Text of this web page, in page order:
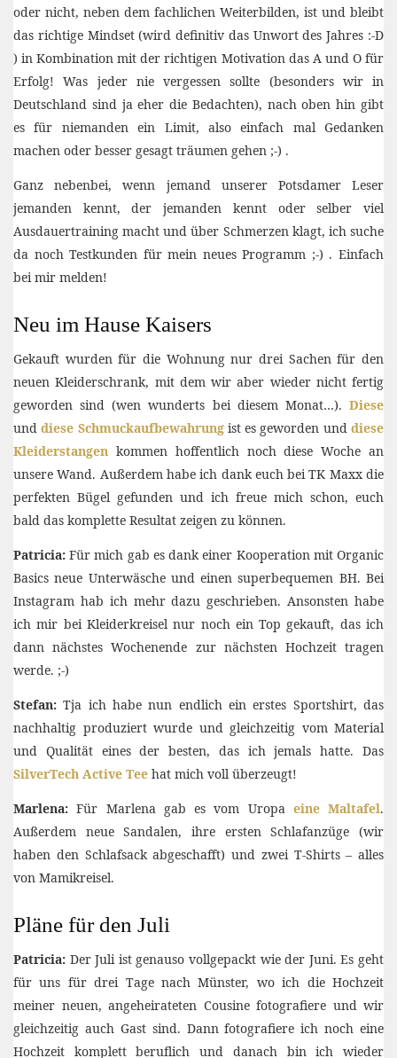
oder nicht, neben dem fachlichen Weiterbilden, ist und bleibt
das richtige Mindset (wird definitiv das Unwort des Jahres :-D
) in Kombination mit der richtigen Motivation das A und O für
Erfolg! Was jeder nie vergessen sollte (besonders wir in
Deutschland sind ja eher die Bedachten), nach oben hin gibt
es für niemanden ein Limit, also einfach mal Gedanken
machen oder besser gesagt träumen gehen ;-) .
Ganz nebenbei, wenn jemand unserer Potsdamer Leser
jemanden kennt, der jemanden kennt oder selber viel
Ausdauertraining macht und über Schmerzen klagt, ich suche
da noch Testkunden für mein neues Programm ;-) . Einfach
bei mir melden!
Neu im Hause Kaisers
Gekauft wurden für die Wohnung nur drei Sachen für den
neuen Kleiderschrank, mit dem wir aber wieder nicht fertig
geworden sind (wen wunderts bei diesem Monat…). Diese
unddiese Schmuckaufbewahrungist es geworden unddiese
Kleiderstangen kommen hoffentlich noch diese Woche an
unsere Wand. Außerdem habe ich dank euch bei TK Maxx die
perfekten Bügel gefunden und ich freue mich schon, euch
bald das komplette Resultat zeigen zu können.
Patricia: Für mich gab es dank einer Kooperation mit Organic
Basics neue Unterwäsche und einen superbequemen BH. Bei
Instagram hab ich mehr dazu geschrieben. Ansonsten habe
ich mir bei Kleiderkreisel nur noch ein Top gekauft, das ich
dann nächstes Wochenende zur nächsten Hochzeit tragen
werde. ;-)
Stefan: Tja ich habe nun endlich ein erstes Sportshirt, das
nachhaltig produziert wurde und gleichzeitig vom Material
und Qualität eines der besten, das ich jemals hatte. Das
SilverTech Active Tee hat mich voll überzeugt!
Marlena: Für Marlena gab es vom Uropa eine Maltafel.
Außerdem neue Sandalen, ihre ersten Schlafanzüge (wir
haben den Schlafsack abgeschafft) und zwei T-Shirts – alles
von Mamikreisel.
Pläne für den Juli
Patricia: Der Juli ist genauso vollgepackt wie der Juni. Es geht
für uns für drei Tage nach Münster, wo ich die Hochzeit
meiner neuen, angeheirateten Cousine fotografiere und wir
gleichzeitig auch Gast sind. Dann fotografiere ich noch eine
Hochzeit komplett beruflich und danach bin ich wieder